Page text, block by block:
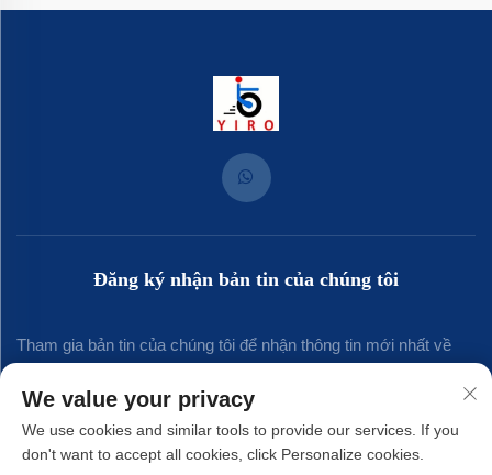
Đăng ký nhận bản tin của chúng tôi
Tham gia bản tin của chúng tôi để nhận thông tin mới nhất về
Đăng ký
We value your privacy
We use cookies and similar tools to provide our services. If you
don't want to accept all cookies, click Personalize cookies.